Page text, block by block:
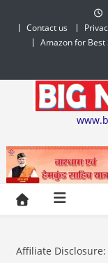
content
Contact us
Amazon for Best
Affiliate